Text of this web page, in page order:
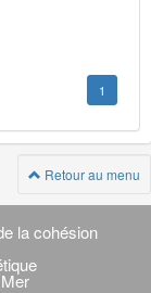
1
Retour au menu
la cohésion